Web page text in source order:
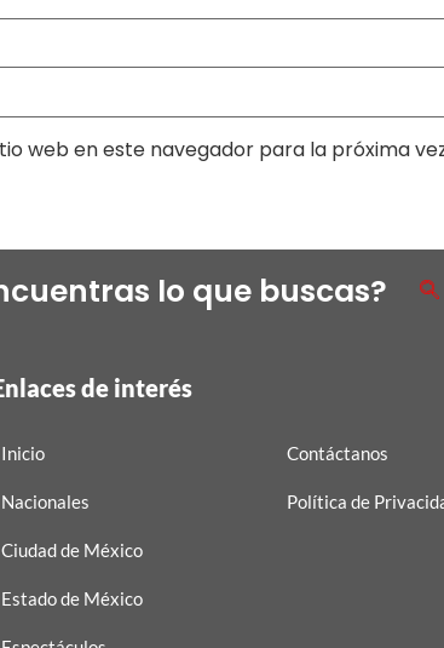
web en este navegador para la próxima
lo que buscas?
de interés
Inicio
Nacionales
Ciudad de México
Estado de México
Contáctanos
Política de